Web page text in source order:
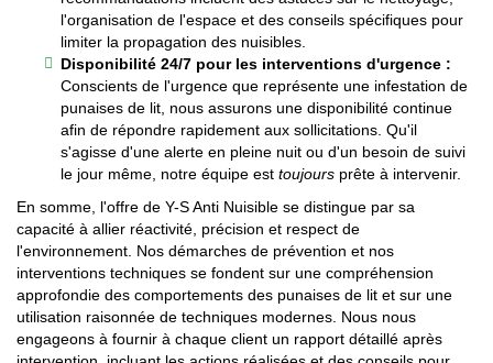
l'organisation de l'espace et des conseils spécifiques pour
limiter la propagation des nuisibles.
Disponibilité 24/7 pour les interventions d'urgence :
Conscients de l'urgence que représente une infestation de
punaises de lit, nous assurons une disponibilité continue
afin de répondre rapidement aux sollicitations. Qu'il
s'agisse d'une alerte en pleine nuit ou d'un besoin de suivi
le jour même, notre équipe est toujours prête à intervenir.
En somme, l'offre de Y-S Anti Nuisible se distingue par sa
capacité à allier réactivité, précision et respect de
l'environnement. Nos démarches de prévention et nos
interventions techniques se fondent sur une compréhension
approfondie des comportements des punaises de lit et sur une
utilisation raisonnée de techniques modernes. Nous nous
engageons à fournir à chaque client un rapport détaillé après